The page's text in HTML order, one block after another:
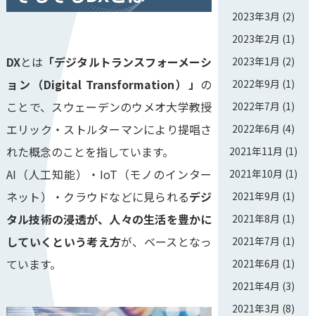
DXとは 「デジタルトランスフォーメーシ
ョン（Digital Transformation）」 の
ことで、スウェーデンのウメオ大学教授
エリック・ストルターマンにより提唱さ
れた概念のことを指しています。
AI（人工知能）・IoT（モノのインター
ネット）・クラウドなどに見られるデジ
タル技術の浸透が、人々の生活を豊かに
していくという考え方が、ベースとなっ
ています。
2023年3月 (2)
2023年2月 (1)
2023年1月 (2)
2022年9月 (1)
2022年7月 (1)
2022年6月 (4)
2021年11月 (1)
2021年10月 (1)
2021年9月 (1)
2021年8月 (1)
2021年7月 (1)
2021年6月 (1)
2021年4月 (3)
2021年3月 (8)